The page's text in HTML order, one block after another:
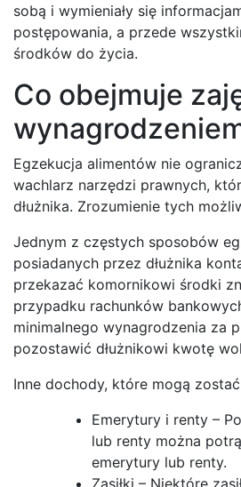
sobą i wymieniały się
postępowania, a przede
środków do życia.
Co obejmuje
Egzekucja alimentów nie
wachlarz narzędzi prawnych,
dłużnika. Zrozumienie tych
Jednym z częstych sposobów
posiadanych przez dłużnika
przekazać komornikowi środki
przypadku rachunków
minimalnego wynagrodzenia za
pozostawić dłużnikowi kwotę
Inne dochody, które mogą
Emerytury i renty –
lub renty można
emerytury lub renty.
Zasiłki – Niektóre